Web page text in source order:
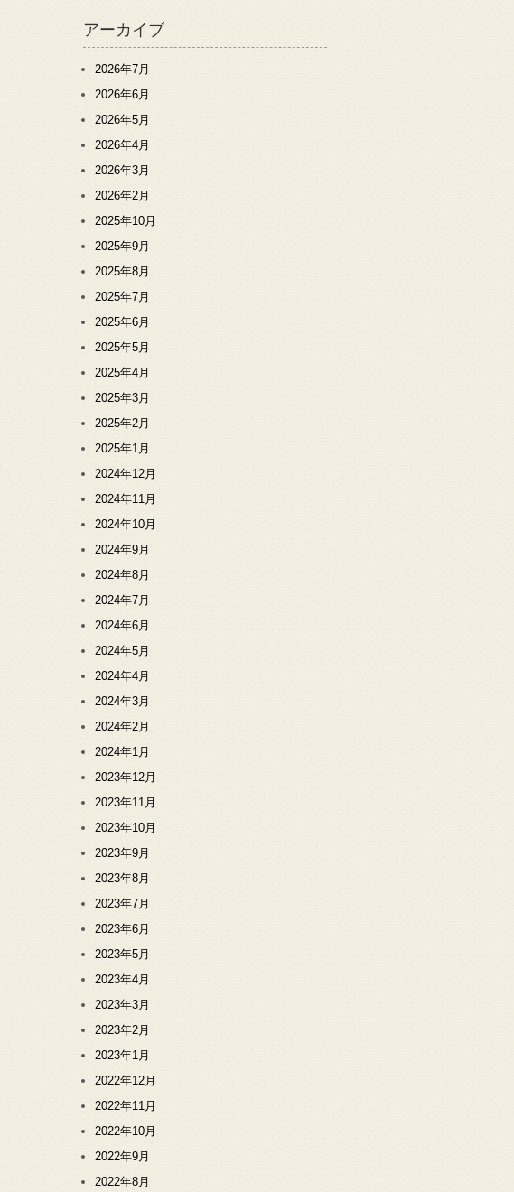
アーカイブ
2026年7月
2026年6月
2026年5月
2026年4月
2026年3月
2026年2月
2025年10月
2025年9月
2025年8月
2025年7月
2025年6月
2025年5月
2025年4月
2025年3月
2025年2月
2025年1月
2024年12月
2024年11月
2024年10月
2024年9月
2024年8月
2024年7月
2024年6月
2024年5月
2024年4月
2024年3月
2024年2月
2024年1月
2023年12月
2023年11月
2023年10月
2023年9月
2023年8月
2023年7月
2023年6月
2023年5月
2023年4月
2023年3月
2023年2月
2023年1月
2022年12月
2022年11月
2022年10月
2022年9月
2022年8月